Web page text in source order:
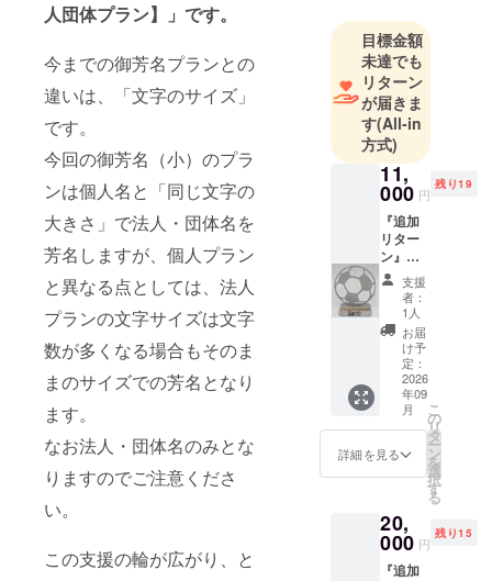
人団体プラン】」です。
今までの御芳名プランとの
違いは、「文字のサイズ」
です。
今回の御芳名（小）のプラ
ンは個人名と「同じ文字の
大きさ」で法人・団体名を
芳名しますが、個人プラン
と異なる点としては、法人
プランの文字サイズは文字
数が多くなる場合もそのま
まのサイズでの芳名となり
ます。
なお法人・団体名のみとな
りますのでご注意くださ
い。
この支援の輪が広がり、と
目標金額
未達でも
リターン
が届きま
す(All-in
方式)
11,
000 円
残り19
『追加
リター
ン』
【完全
受注生
産・名
入れオ
リジナ
ル鉄製
オブ
ジェ】
①世界
に一つ
だけ、
名入れ
よたス
ポーツ
パーク
ロゴ入
支援
者：
1人
お届
け予
定：
2026
年09
月
詳細を見る
こ
の
リ
タ
ー
ン
を
選
択
す
る
20,
000 円
残り15
『追加